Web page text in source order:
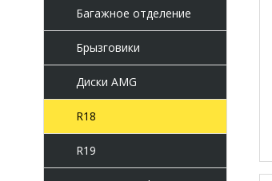
Багажное отделение
Брызговики
Диски AMG
R18
R19